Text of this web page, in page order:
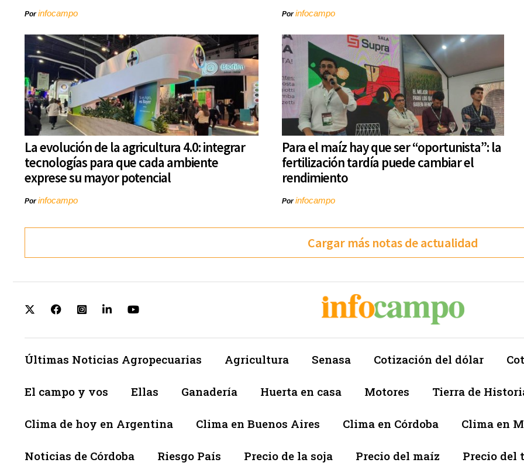
Porinfocampo Porinfocampo
La evolución de la agricultura 4.0: integrar
tecnologías para que cada ambiente
exprese su mayor potencial
Porinfocampo
Para el maíz hay que ser “oportunista”: la
fertilización tardía puede cambiar el
rendimiento
Porinfocampo
Cargar más notas de actualidad
Últimas Noticias Agropecuarias Agricultura Senasa Cotización del dólar
El campo y vos Ellas Ganadería Huerta en casa Motores Tierra de
Clima de hoy en Argentina Clima en Buenos Aires Clima en Córdoba Clima en
Noticias de Córdoba Riesgo País Precio de la soja Precio del maíz Precio del